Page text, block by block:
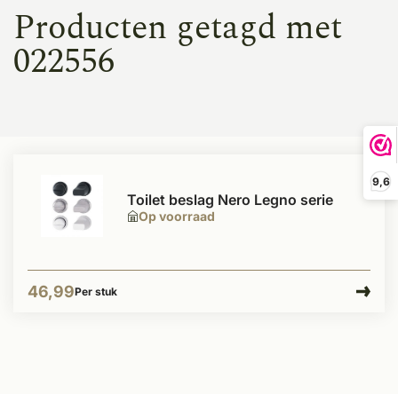
9,6
Producten getagd met
022556
Op voorraad
Toilet beslag Nero Legno serie
46,99Per stuk